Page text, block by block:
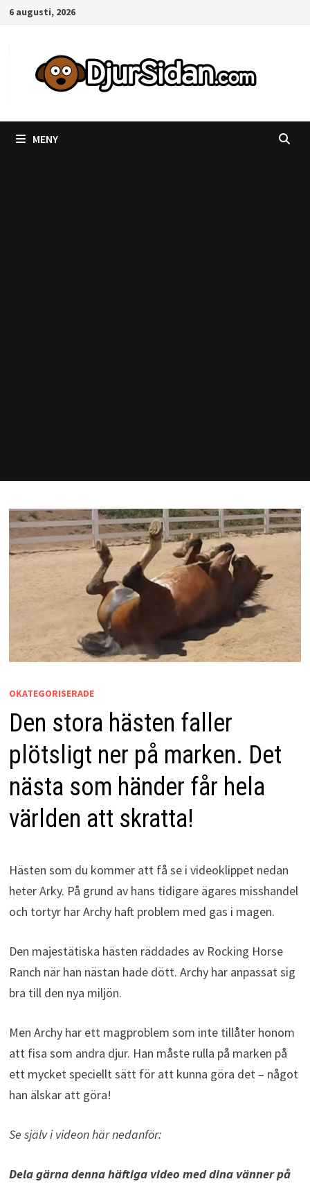
Hoppa
innehåll
6 augusti, 2026
MENY
OKATEGORISERADE
Den stora hästen faller
plötsligt ner på marken. Det
nästa som händer får hela
världen att skratta!
Hästen som du kommer att få se i videoklippet nedan
heter Arky. På grund av hans tidigare ägares misshandel
och tortyr har Archy haft problem med gas i magen.
Den majestätiska hästen räddades av Rocking Horse
Ranch när han nästan hade dött. Archy har anpassat sig
bra till den nya miljön.
Men Archy har ett magproblem som inte tillåter honom
att fisa som andra djur. Han måste rulla på marken på
ett mycket speciellt sätt för att kunna göra det – något
han älskar att göra!
Se själv i videon här nedanför:
Dela gärna denna häftiga video med dina vänner på